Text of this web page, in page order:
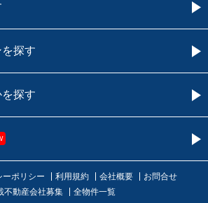
探す
探す
ーポリシー 利用規約 会社概要
お問合せ
不動産会社募集
全物件一覧